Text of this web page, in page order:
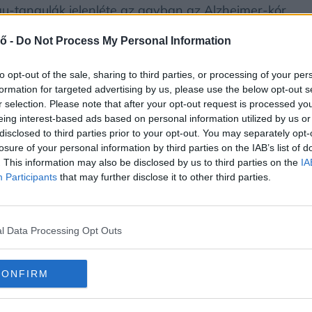
- Do Not Process My Personal Information
opt-out of the sale, sharing to third parties, or processing of your
for targeted advertising by us, please use the below opt-out
selection. Please note that after your opt-out request is processed
interest-based ads based on personal information utilized by us
to third parties prior to your opt-out. You may separately
of your personal information by third parties on the IAB’s list of
This information may also be disclosed by us to third parties on the
Participants that may further disclose it to other third parties.
Data Processing Opt Outs
tangulák jelenléte az agyban az Alzheimer-kór
kór egy másik vér biomarkerével, az
Alzheimer-kór másik biomarkerét, az amiloid
kombinációja, az úgynevezett amiloid
kór azonosításában.
a tünetek megjelenése előtt elkezdhetnek
es években, az agyi amiloid korai
és a megelőző gyógyszeres kezelés
közzétett tanulmányban 1213, átlagosan